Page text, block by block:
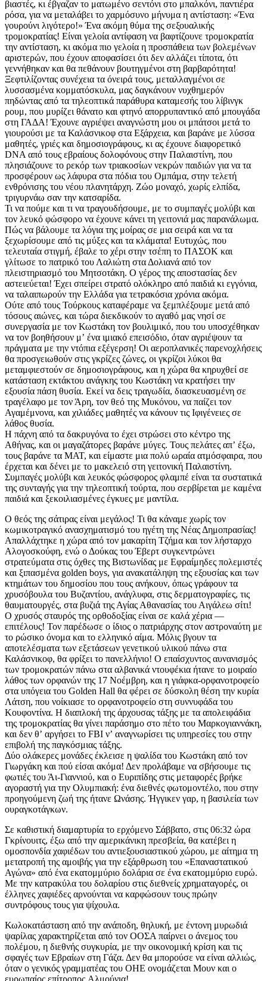
βιαστές, κι έβγαζαν το ματωμένο σεντόνι στο μπαλκόνι, παντιέρα
ρόσα, για να μεταλάβει το χαρμόσυνο μήνυμα η αντίσταση: «Ένα
γουρούνι λιγότερο!» Ένα ακόμη θύμα της σεξουαλικής
τρομοκρατίας! Είναι γελοία αντίφαση να βαφτίζουνε τρομοκρατία
την αντίσταση, κι ακόμα πιο γελοία η προσπάθεια των βολεμένων
αριστερών, που έχουν αποφασίσει ότι δεν αλλάζει τίποτα, ότι
γεννήθηκαν και θα πεθάνουν βουτηγμένοι στη βαρβαρότητα!
Ξεφτιλίζοντας συνέχεια τα όνειρά τους, μεταλλαγμένοι σε
λυσσασμένα κομματόσκυλα, μας δαγκάνουν νυχθημερόν
πηδώντας από τα τηλεοπτικά παράθυρα καταμεσής του λίβινγκ
ρουμ, που μυρίζει θάνατο και φτηνό απορρυπαντικό από μπουγάδα
στη ΓΑΔΑ! Έχουνε αγριέψει αναγνώστη μου οι μπάτσοι μετά το
γιουρούσι με τα Καλάσνικοφ στα Εξάρχεια, και βαράνε με λύσσα
μαθητές, γριές και δημοσιογράφους, κι ας έχουνε διαφορετικό
DNA από τους εβραίους δολοφόνους στην Παλαιστίνη, που
πλησιάζουνε το ρεκόρ των τριακοσίων νεκρών παιδιών για να τα
προσφέρουν ως λάφυρα στα πόδια του Ομπάμα, στην τελετή
ενθρόνισης του νέου πλανητάρχη. Ζώο μοναχό, χωρίς ελπίδα,
τριγυρνάω σαν την κατσαρίδα.
Τι να πούμε και τι να τραγουδήσουμε, με το συμπαγές μολύβι και
τον λευκό φώσφορο να έχουνε κάνει τη γειτονιά μας παρανάλωμα.
Πώς να βάλουμε τα λόγια της μοίρας σε μια σειρά και να τα
ξεχωρίσουμε από τις μύξες και τα κλάματα! Ευτυχώς, που
τελευταία στιγμή, έβαλε το χέρι στην τσέπη το ΠΑΣΟΚ και
γλίτωσε το πατρικό του Λαλιώτη στα Δολιανά από τον
πλειστηριασμό του Μητσοτάκη. Ο γέρος της αποστασίας δεν
αστειεύεται! Έχει σπείρει στρατό ολόκληρο από παιδιά κι εγγόνια,
να ταλαιπωρούν την Ελλάδα για τετρακόσια χρόνια ακόμα.
Ούτε από τους Τούρκους καταφέραμε να ξεμπλέξουμε μετά από
τόσους αιώνες, και τώρα διεκδικούν το αγαθό μας νησί σε
συνεργασία με τον Κωστάκη τον βουλιμικό, που του υποσχέθηκαν
να τον βοηθήσουν μʼ ένα ιμιακό επεισόδιο, όταν αγριέψουν τα
πράγματα με την ντόπια εξέγερση! Οι αεροπλανικές παρενοχλήσεις
θα προσγειωθούν στις γκρίζες ζώνες, οι γκρίζοι λύκοι θα
μεταμφιεστούν σε δημοσιογράφους, και η χώρα θα κηρυχθεί σε
κατάσταση εκτάκτου ανάγκης του Κωστάκη να κρατήσει την
εξουσία πάση θυσία. Εκεί να δεις τραγωδία, διασκευασμένη σε
τραγέλαφο με τον Άρη, τον θεό της Μυκόνου, να παίζει τον
Αγαμέμνονα, και χιλιάδες μαθητές να κάνουν τις Ιφιγένειες σε
λάθος θυσία.
Η πάχνη από τα δακρυγόνα το έχει στρώσει στο κέντρο της
Αθήνας, και οι μαγαζάτορες βαράνε μύγες. Τους πελάτες απʼ έξω,
τους βαράνε τα ΜΑΤ, και είμαστε μια πολύ ωραία ατμόσφαιρα, που
έρχεται και δένει με το μακελειό στη γειτονική Παλαιστίνη.
Συμπαγές μολύβι και λευκός φώσφορος φλαμπέ είναι τα συστατικά
της συνταγής για την τηλεοπτική τούρτα, που σερβίρεται με καμένα
παιδιά και ξεκοιλιασμένες έγκυες με μαντίλα.
Ο θεός της σάτιρας είναι μεγάλος! Τι θα κάναμε χωρίς τον
κωμικοτραγικό ανασχηματισμό του ηγέτη της Νέας Δημοπρασίας!
Απαλλάχτηκε η χώρα από τον μακαρίτη Τζήμα και τον λήσταρχο
Αλογοσκούφη, ενώ ο Δούκας του Έβερτ συγκεντρώνει
στρατεύματα στις όχθες της Βιστωνίδας με Εφραίμηδες πολεμιστές
και ξιπασμένα golden boys, για ανακατάληψη της εξουσίας και των
κτημάτων του δημοσίου που τους ανήκουν, όπως γράφουν τα
χρυσόβουλα του Βυζαντίου, ανάγλυφα, στις δερματογραφίες, τις
θαυματουργές, στα βυζιά της Αγίας Αθανασίας του Αιγάλεω σίτι!
Ο χρυσός σταυρός της ορθοδοξίας είναι σε καλά χέρια —
επιτέλους! Τον παρέδωσε ο ίδιος ο πατριάρχης στον αστροναύτη με
το ρώσικο όνομα και το ελληνικό αίμα. Μόλις βγουν τα
αποτελέσματα των εξετάσεων γενετικού υλικού πάνω στα
Καλάσνικοφ, θα φρίξει το πανελλήνιο! Ο επαίσχυντος αυνανισμός
των τρομοκρατών πάνω στα αλβανικά ντουφέκια ήτανε το μοιραίο
λάθος των ορφανών της 17 Νοέμβρη, και η γιάφκα-ορφανοτροφείο
στα υπόγεια του Golden Hall θα φέρει σε δύσκολη θέση την κυρία
Λάτση, που νοίκιασε το ορφανοτροφείο στη συννυφάδα του
Κουφοντίνα. Η διαπλοκή της άρχουσας τάξης με τα απολειφάδια
της τρομοκρατίας θα γίνει παράσημο στο πέτο του Μαρκογιαννάκη,
και δεν θʼ αργήσει το FBI νʼ αναγνωρίσει τις υπηρεσίες του στην
επιβολή της παγκόσμιας τάξης.
Δύο ολάκερες μονάδες έκλεισε η ψαλίδα του Κωστάκη από τον
Γιωργάκη και πού είσαι ακόμα! Δεν προλάβαμε να σβήσουμε τις
φωτιές του Άι-Γιαννιού, και ο Ευριπίδης στις μεταφορές βρήκε
αγοραστή για την Ολυμπιακή: ένα διεθνές φωτομοντέλο, που στην
προηγούμενη ζωή της ήτανε Ωνάσης. Ήγγικεν γαρ, η βασιλεία των
ουραγκοτάγκων.
Σε καθιστική διαμαρτυρία το ερχόμενο Σάββατο, στις 06:32 ώρα
Γκρίνουιτς, έξω από την αμερικάνικη πρεσβεία, θα κατέβει η
ομοσπονδία χαφιέδων του αντιεξουσιαστικού χώρου, με αίτημα τη
μετατροπή της αμοιβής για την εξάρθρωση του «Επαναστατικού
Αγώνα» από ένα εκατομμύριο δολάρια σε ένα εκατομμύριο ευρώ.
Με την κατρακύλα του δολαρίου στις διεθνείς χρηματαγορές, οι
έλληνες χαφιέδες αρνούνται να καρφώσουν τους πρώην
συντρόφους τους για ψίχουλα.
Κωλοκατάσταση από την ανάποδη, θηλυκή, με έντονη μυρωδιά
ψαρίλας χαρακτηρίζεται από τον ΟΟΣΑ παίρνει ο άνεμος του
πολέμου, η διεθνής συγκυρία, με την οικονομική κρίση και τις
σφαγές των Εβραίων στη Γάζα. Δεν θα μπορούσε να είναι αλλιώς,
όταν ο γενικός γραμματέας του ΟΗΕ ονομάζεται Μουν και ο